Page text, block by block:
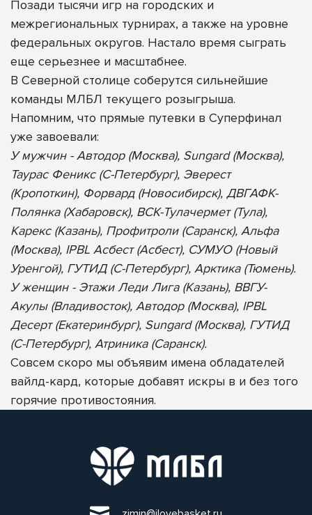
Позади тысячи игр на городских и
межрегиональных турнирах, а также на уровне
федеральных округов. Настало время сыграть
еще серьезнее и масштабнее.
В Северной столице соберутся сильнейшие
команды МЛБЛ текущего розыгрыша.
Напомним, что прямые путевки в Суперфинал
уже завоевали:
У мужчин - Автодор (Москва), Sungard (Москва),
Таурас Феникс (С-Петербург), Эверест
(Кропоткин), Форвард (Новосибирск), ДВГАФК-
Полянка (Хабаровск), ВСК-Тулачермет (Тула),
Карекс (Казань), Профитроли (Саранск), Альфа
(Москва), IPBL Асбест (Асбест), СУМУО (Новый
Уренгой), ГУТИД (С-Петербург), Арктика (Тюмень).
У женщин - Этажи Леди Лига (Казань), ВВГУ-
Акулы (Владивосток), Автодор (Москва), IPBL
Десерт (Екатеринбург), Sungard (Москва), ГУТИД
(С-Петербург), Атриника (Саранск).
Совсем скоро мы объявим имена обладателей
вайлд-кард, которые добавят искры в и без того
горячие противостояния.